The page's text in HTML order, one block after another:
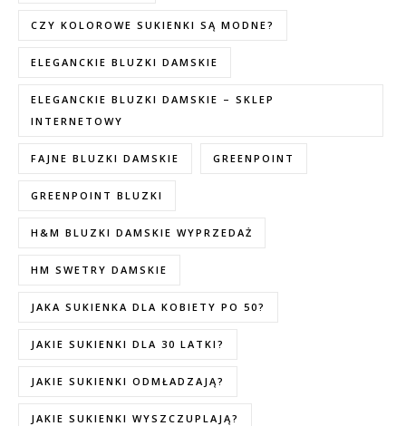
CZY KOLOROWE SUKIENKI SĄ MODNE?
ELEGANCKIE BLUZKI DAMSKIE
ELEGANCKIE BLUZKI DAMSKIE – SKLEP
INTERNETOWY
FAJNE BLUZKI DAMSKIE GREENPOINT
GREENPOINT BLUZKI
H&M BLUZKI DAMSKIE WYPRZEDAŻ
HM SWETRY DAMSKIE
JAKA SUKIENKA DLA KOBIETY PO 50?
JAKIE SUKIENKI DLA 30 LATKI?
JAKIE SUKIENKI ODMŁADZAJĄ?
JAKIE SUKIENKI WYSZCZUPLAJĄ?